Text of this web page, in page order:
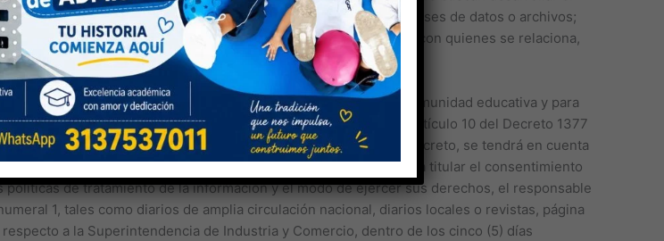
las informaciones que se han recogido sobre ellas en bases de datos o archivos;
2013 ha recolectado datos personales de los grupos de interés con quienes se relaciona,
para mantener los lazos con los miembros de la comunidad educativa y para
su autorización dando cumplimiento a lo preceptuado en el Artículo 10 del Decreto 1377
los datos recolectados antes de la expedición del presente Decreto, se tendrá en cuenta
una carga desproporcionada o es imposible solicitar a cada titular el consentimiento
de tratamiento de la información y el modo de ejercer sus derechos, el responsable
1, tales como diarios de amplia circulación nacional, diarios locales o revistas, página
a la Superintendencia de Industria y Comercio, dentro de los cinco (5) días